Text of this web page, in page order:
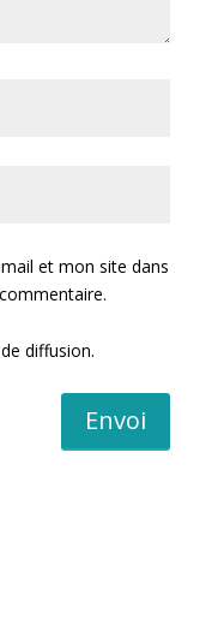
et mon site dans
diffusion.
Envoi